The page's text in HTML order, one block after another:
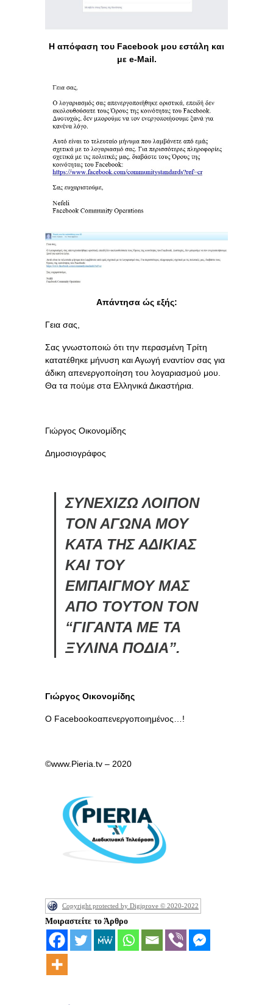
Η απόφαση του Facebook μου εστάλη και
με e-Mail.
Απάντησα ώς εξής:
Γεια σας,
Σας γνωστοποιώ ότι την περασμένη Τρίτη
κατατέθηκε μήνυση και Αγωγή εναντίον σας για
άδικη απενεργοποίηση του λογαριασμού μου.
Θα τα πούμε στα Ελληνικά Δικαστήρια.
Γιώργος Οικονομίδης
Δημοσιογράφος
ΣΥΝΕΧΙΖΩ ΛΟΙΠΟΝ
ΤΟΝ ΑΓΩΝΑ ΜΟΥ
ΚΑΤΑ ΤΗΣ ΑΔΙΚΙΑΣ
ΚΑΙ ΤΟΥ
ΕΜΠΑΙΓΜΟΥ ΜΑΣ
ΑΠΟ ΤΟΥΤΟΝ ΤΟΝ
“ΓΙΓΑΝΤΑ ΜΕ ΤΑ
ΞΥΛΙΝΑ ΠΟΔΙΑ”.
Γιώργος Οικονομίδης
Ο Facebοοkοαπενεργοποιημένος…!
©www.Pieria.tv – 2020
Copyright protected by Digiprove © 2020-2022
Μοιραστείτε το Άρθρο